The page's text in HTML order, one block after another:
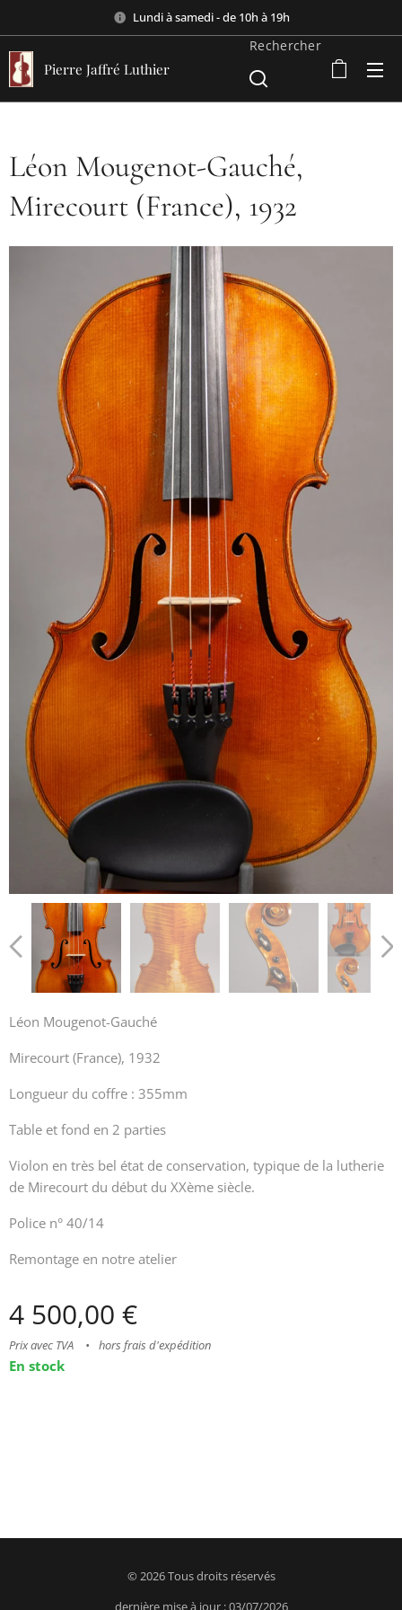
Lundi à samedi - de 10h à 19h
Pierre Jaffré Luthier
Rechercher
Léon Mougenot-Gauché,
Mirecourt (France), 1932
Léon Mougenot-Gauché
Mirecourt (France), 1932
Longueur du coffre : 355mm
Table et fond en 2 parties
Violon en très bel état de conservation, typique de la lutherie
de Mirecourt du début du XXème siècle.
Police n° 40/14
Remontage en notre atelier
4 500,00 €
Prix avec TVA hors frais d'expédition
En stock
© 2026 Tous droits réservés
dernière mise à jour : 03/07/2026